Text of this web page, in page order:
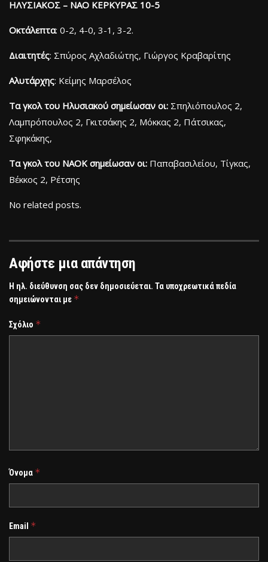
ΗΛΥΣΙΑΚΟΣ – ΝΑΟ ΚΕΡΚΥΡΑΣ 10-5
Οκτάλεπτα: 0-2, 4-0, 3-1, 3-2.
Διαιτητές: Σπύρος Αχλαδιώτης, Γιώργος Κραβαρίτης
Αλυτάρχης: Κείμης Μαρσέλος
Τα γκολ του Ηλυσιακού σημείωσαν οι: Σπηλιόπουλος 2,
Λαμπρόπουλος 2, Γκιτσάκης 2, Μόκκας 2, Πάτσικας,
Σφηκάκης,
Τα γκολ του ΝΑΟΚ σημείωσαν οι: Παπαβασιλείου, Τίγκας,
Βέκκος 2, Ρέτσης
No related posts.
Αφήστε μια απάντηση
Η ηλ. διεύθυνση σας δεν δημοσιεύεται. Τα υποχρεωτικά πεδία
σημειώνονται με *
Σχόλιο *
Όνομα *
Email *